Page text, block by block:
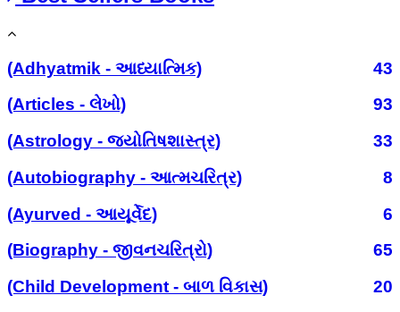
(Adhyatmik - આધ્યાત્મિક)
43
(Articles - લેખો)
93
(Astrology - જ્યોતિષશાસ્ત્ર)
33
(Autobiography - આત્મચરિત્ર)
8
(Ayurved - આયૂર્વેદ)
6
(Biography - જીવનચરિત્રો)
65
(Child Development - બાળ વિકાસ)
20